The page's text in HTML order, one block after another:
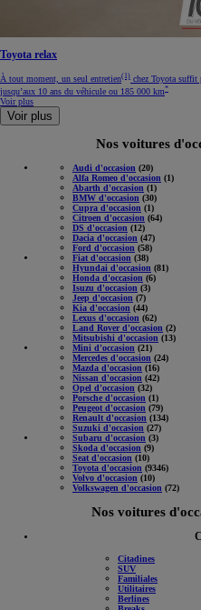
Toyota relax
À tout moment, un seul entretien chez Toyota suffit
jusqu’aux 10 ans du véhicule ou 185 000 km*
Voir plus
Voir plus
Nos voitures
Audi d'occasion
(20)
Alfa Romeo d'occasion
(1)
Abarth d'occasion(1)
BMW d'occasion(30)
Cupra d'occasion (1)
Citroen d'occasion(64)
DS d'occasion(12)
Dacia d'occasion(47)
Ford d'occasion(58)
Fiat d'occasion(38)
Hyundai d'occasion
(81)
Honda d'occasion(6)
Isuzu d'occasion(3)
Jeep d'occasion(7)
Kia d'occasion(44)
Lexus d'occasion(62)
Land Rover d'occasion
(2)
Mitsubishi d'occasion(13)
Mini d'occasion(21)
Mercedes d'occasion(24)
Mazda d'occasion(16)
Nissan d'occasion (42)
Opel d'occasion(32)
Porsche d'occasion(1)
Peugeot d'occasion (79)
Renault d'occasion (134)
Suzuki d'occasion(27)
Subaru d'occasion (3)
Skoda d'occasion(9)
Seat d'occasion(10)
Toyota d'occasion(9346)
Volvo d'occasion(10)
Volkswagen d'occasion
(72)
Nos voitures
Citadines
SUV
Familiales
Utilitaires
Berlines
Breaks